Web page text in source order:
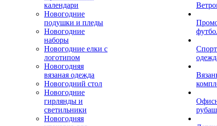
календари
Новогодние
подушки и пледы
Новогодние
наборы
Новогодние елки с
логотипом
Новогодняя
вязаная одежда
Новогодний стол
Новогодние
гирлянды и
светильники
Новогодняя